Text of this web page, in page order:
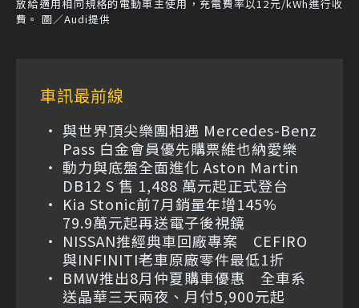
放給適用相同規格的電動車主使用，充電費率以12元/kWh進行收
費。 圖／Audi提供
車訊最前線
與世界頂尖樂團相遇 Mercedes-Benz
Pass 白金會員優先購票維也納愛樂
動力與底盤全面進化 Aston Martin
DB12 S 售 1,488 萬元起正式登台
Kia Stonic前7月銷量年增145%
79.9萬元起再送電子後視鏡
NISSAN推經典車回廠專案 CEFIRO
與INFINITI老車原廠零件最低1折
BMW推出8月仲夏購車優惠 全車系
送晶華三天兩夜、月付5,900元起